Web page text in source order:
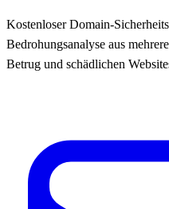
Kostenloser Domain-
Bedrohungsanalyse aus
Betrug und schädlichen